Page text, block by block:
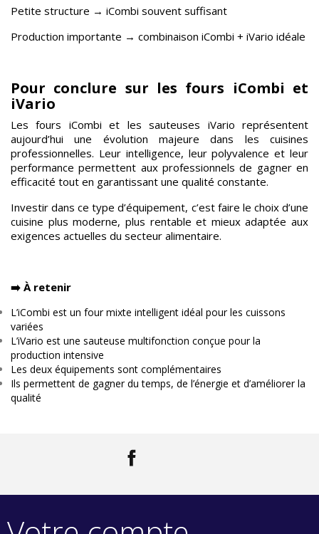
Petite structure → iCombi souvent suffisant
Production importante → combinaison iCombi + iVario idéale
Pour conclure sur les fours iCombi et
iVario
Les fours iCombi et les sauteuses iVario représentent
aujourd’hui une évolution majeure dans les cuisines
professionnelles. Leur intelligence, leur polyvalence et leur
performance permettent aux professionnels de gagner en
efficacité tout en garantissant une qualité constante.
Investir dans ce type d’équipement, c’est faire le choix d’une
cuisine plus moderne, plus rentable et mieux adaptée aux
exigences actuelles du secteur alimentaire.
➡️ À retenir
L’iCombi est un four mixte intelligent idéal pour les cuissons
variées
L’iVario est une sauteuse multifonction conçue pour la
production intensive
Les deux équipements sont complémentaires
Ils permettent de gagner du temps, de l’énergie et d’améliorer la
qualité